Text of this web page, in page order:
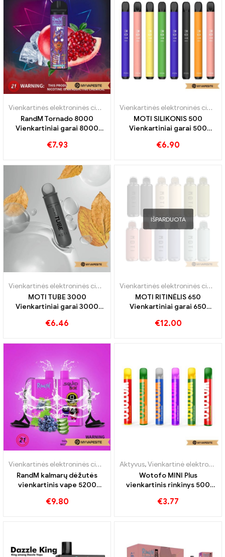
Vienkartinės elektroninės cigaretės
RandM Tornado 8000
Vienkartiniai garai 8000
€7.93
Vienkartinės elektroninės cigaretės
MOTI SILIKONIS 500
Vienkartiniai garai 500
€6.90
Vienkartinės elektroninės cigaretės ,Vienkartinės elektroninės
MOTI TUBE 3000
Vienkartiniai garai 3000
€6.46
IŠPARDUOTA
Vienkartinės elektroninės cigaretės
MOTI RITINĖLIS 650
Vienkartiniai garai 650
€12.00
Vienkartinės elektroninės cigaretės
RandM kalmarų dėžutės
vienkartinis vape 5200
€9.80
Aktyvus,Vienkartinė elektroninė cigaretė su nikotinu
Wotofo MINI Plus
vienkartinis rinkinys 500
elektroninių cigarečių
€3.77